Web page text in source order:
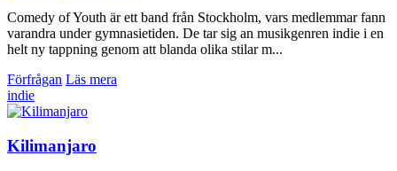
Comedy of Youth är ett band från Stockholm, vars medlemmar fann
varandra under gymnasietiden. De tar sig an musikgenren indie i en
helt ny tappning genom att blanda olika stilar m...
Förfrågan Läs mera
indie
Kilimanjaro